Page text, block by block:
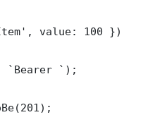
value: 100 })
`Bearer `);